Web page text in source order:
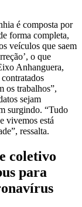
é composta por
forma completa,
veículos que saem
o que
Anhanguera,
os trabalhos”,
sejam
surgindo. “Tudo
vivemos está
ressalta.
coletivo
para